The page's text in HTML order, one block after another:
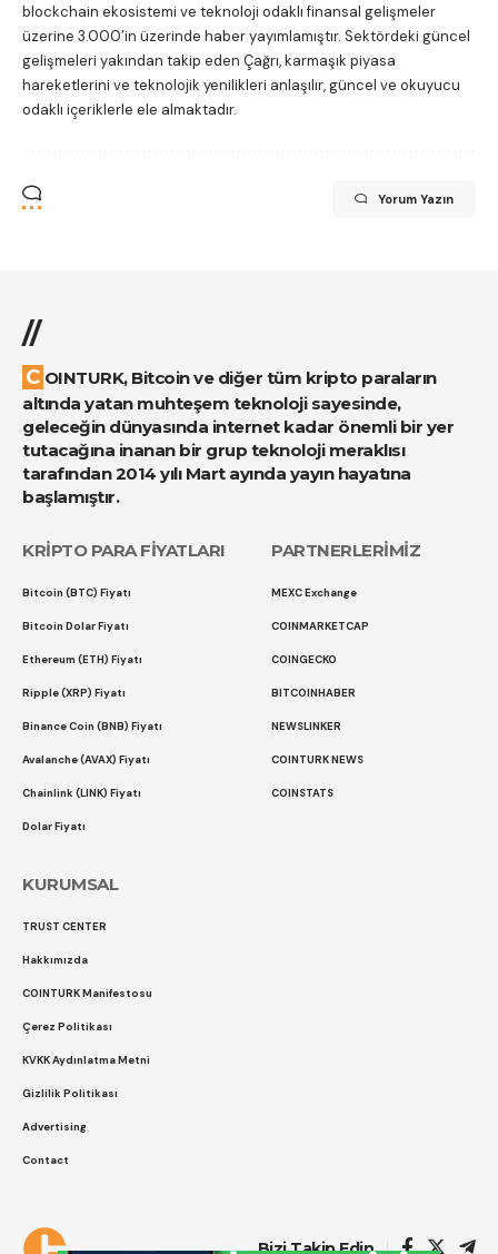
blockchain ekosistemi ve teknoloji odaklı finansal gelişmeler
üzerine 3.000’in üzerinde haber yayımlamıştır. Sektördeki güncel
gelişmeleri yakından takip eden Çağrı, karmaşık piyasa
hareketlerini ve teknolojik yenilikleri anlaşılır, güncel ve okuyucu
odaklı içeriklerle ele almaktadır.
Yorum Yazın
//
COINTURK, Bitcoin ve diğer tüm kripto paraların
altında yatan muhteşem teknoloji sayesinde,
geleceğin dünyasında internet kadar önemli bir yer
tutacağına inanan bir grup teknoloji meraklısı
tarafından 2014 yılı Mart ayında yayın hayatına
başlamıştır.
KRİPTO PARA FİYATLARI
Bitcoin (BTC) Fiyatı
Bitcoin Dolar Fiyatı
Ethereum (ETH) Fiyatı
Ripple (XRP) Fiyatı
Binance Coin (BNB) Fiyatı
Avalanche (AVAX) Fiyatı
Chainlink (LINK) Fiyatı
Dolar Fiyatı
PARTNERLERİMİZ
MEXC Exchange
COINMARKETCAP
COINGECKO
BITCOINHABER
NEWSLINKER
COINTURK NEWS
COINSTATS
KURUMSAL
TRUST CENTER
Hakkımızda
COINTURK Manifestosu
Çerez Politikası
KVKK Aydınlatma Metni
Gizlilik Politikası
Advertising
Contact
Bizi Takip Edin
Çerez Politikası Gizlilik Politikası